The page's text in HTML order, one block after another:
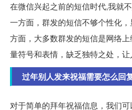
在微信兴起之前的短信时代,我就
一方面，群发的短信不够个性化
方面，大多数群发的短信是网络
量符号和表情，缺乏独特之处，让
过年别人发来祝福需要怎么回
对于简单的拜年祝福信息，我们